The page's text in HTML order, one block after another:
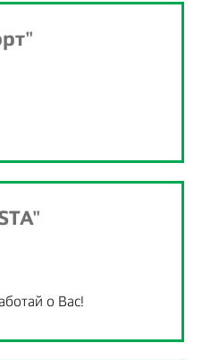
о Вас!